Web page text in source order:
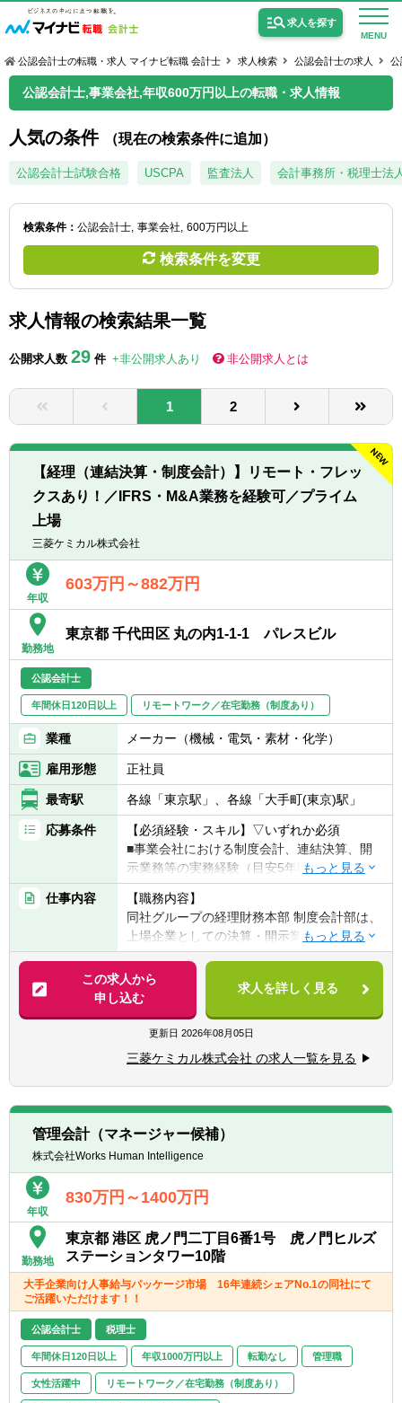
MENU
求人を探す
公認会計士の求人
監査法人の求人
USCPA（米国公認会計士）の求人
転職お役立ち情報
ご利用ガイド
転職お役立ち情報
求人情報
公認会計士の転職・求人 マイナビ転職 会計士 求人検索 公認会計士の求人 公
公認会計士,事業会社,年収600万円以上の転職・求人情報
人気の条件 （現在の検索条件に追加）
公認会計士試験合格 USCPA 監査法人 会計事務所・税理士法
検索条件： 公認会計士 事業会社 600万円以上
検索条件を変更
求人情報の検索結果一覧
公開求人数 29 件 +非公開求人あり 非公開求人とは
1 2
【経理（連結決算・制度会計）】リモート・フレッ
クスあり！／IFRS・M&A業務を経験可／プライム
上場
三菱ケミカル株式会社
年収
603万円～882万円
勤務地
東京都 千代田区 丸の内1-1-1 パレスビル
公認会計士
年間休日120日以上 リモートワーク／在宅勤務（制度あり）
業種 メーカー（機械・電気・素材・化学）
雇用形態 正社員
最寄駅 各線「東京駅」、各線「大手町(東京)駅」
応募条件
【必須経験・スキル】▽いずれか必須
■事業会社における制度会計、連結決算、開
示業務等の実務経験（目安5年以上）
■監査法人における会計監査業務の経験（目
安5年以上）
■語学力：社内外の関係者と、メールや会話
等を通じて英語でコミュニケーションがとれ
ること
【歓迎経験・スキル】
■公認会計士
■IFRS適用企業における制度会計業務経験
■上場企業における連結決算・開示業務経験
■新会計基準導入プロジェクトへの参画経験
■M&A、事業再編、組織再編等に伴う会計論
点の検討経験
■監査法人との協議・折衝経験
■海外子会社を含むグローバル会計業務経験
仕事内容
【職務内容】
同社グループの経理財務本部 制度会計部は、
上場企業としての決算・開示業務を担うとと
もに、グループ全体の事業活動を適切に「数
字」という形で社会へ発信する役割を担って
います。
【具体的には】
三菱ケミカルグループ・三菱ケミカルの制度
会計関連業務を担当いただきます。
また、単なる決算・開示業務に留まらず、新
たな会計基準への対応や会計方針の検討、事
業部門や経営層との協働を通じて、グループ
全体に影響を与える制度会計上の課題解決に
も携わっていただきます。
ージも踏まえ、制度会計に限定せず、経営管
理・事業管理・財務などの領域も含めた経
理・財務部門内でのご活躍を想定していま
す。
■IFRS連結決算
■会社法決算
■金融商品取引法に基づくディスクロージャ
ー業務
■M&A・組織再編等のプロジェクト業務にお
ける会計論点の検討 等
この求人から
申し込む
求人を詳しく見る
更新日 2026年08月05日
三菱ケミカル株式会社 の求人一覧を見る
管理会計（マネージャー候補）
株式会社Works Human Intelligence
年収
830万円～1400万円
勤務地
東京都 港区 虎ノ門二丁目6番1号 虎ノ門ヒルズ
ステーションタワー10階
大手企業向け人事給与パッケージ市場 16年連続シェアNo.1の同社にて
ご活躍いただけます！！
公認会計士 税理士
年間休日120日以上 年収1000万円以上 転勤なし 管理職
女性活躍中 リモートワーク／在宅勤務（制度あり）